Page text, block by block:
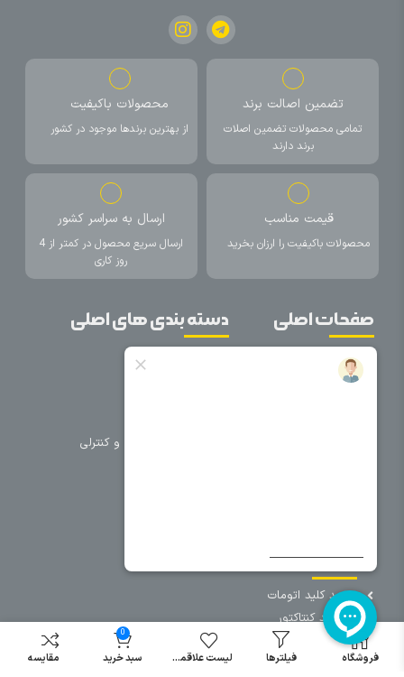
تضمین اصالت برند
تمامی محصولات تضمین اصلات
برند دارند
محصولات باکیفیت
از بهترین برندها موجود در کشور
قیمت مناسب
محصولات باکیفیت را ارزان بخرید
ارسال به سراسر کشور
ارسال سریع محصول در کمتر از 4
روز کاری
صفحات اصلی
خانه
دسته بندی های اصلی
تجهیزات حفاظتی و کنترلی
سایر دسته بندی ها
خرید کلید اتومات
خرید کنتاکتور
خرید فیوز
مینیاتوری
فروشگاه فیلترها لیست علاقمندی
0
سبد خرید مقایسه